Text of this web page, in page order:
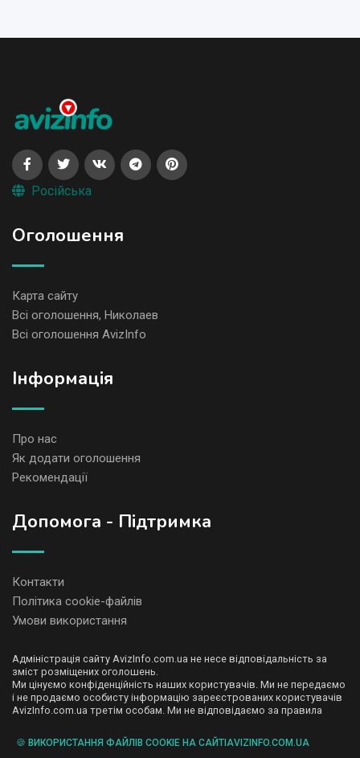
Російська
Оголошення
Карта сайту
Всі оголошення, Николаев
Всі оголошення AvizInfo
Iнформація
Про нас
Як додати оголошення
Рекомендації
Допомога - Підтримка
Контакти
Політика cookie-файлів
Умови використання
Адміністрація сайту AvizInfo.com.ua не несе відповідальність за
зміст розміщених оголошень.
Ми цінуємо конфіденційність наших користувачів. Ми не передаємо
і не продаємо особисту інформацію зареєстрованих користувачів
AvizInfo.com.ua третім особам. Ми не відповідаємо за правила
деяких сторінках нашого сайту представлена реклама Google
Adsense Advertising Network. Щоб дізнатися детальніше про
🍪 ВИКОРИСТАННЯ ФАЙЛІВ COOKIE НА САЙТІAVIZINFO.COM.UA